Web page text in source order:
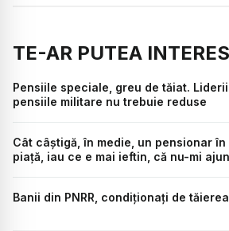
TE-AR PUTEA
Pensiile speciale, greu de tăiat.
pensiile militare nu trebuie reduse
Cât câștigă, în medie, un pensionar în
piață, iau ce e mai ieftin, că nu-mi
Banii din PNRR, condiționați de